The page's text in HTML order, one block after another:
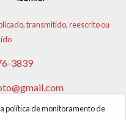
política de monitoramento de
transmitido, reescrito ou
3839
E NOTICIAS LTDA